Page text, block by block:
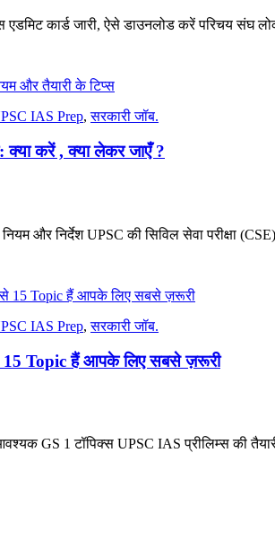
एडमिट कार्ड जारी, ऐसे डाउनलोड करें परिचय संघ
IAS Prep,सरकारी जॉब.
क्या करें , क्या लेकर जाएँ ?
और निर्देश UPSC की सिविल सेवा परीक्षा
IAS Prep,सरकारी जॉब.
Topic हैं आपके लिए सबसे ज़रूरी
GS 1 टॉपिक्स UPSC IAS प्रीलिम्स की